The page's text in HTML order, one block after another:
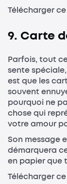
Télécharger
9. Carte
Parfois, tout
sente
est que les
souvent
pourquoi ne
chose qui
votre amour
Son message
démarquera
en papier que
Télécharger